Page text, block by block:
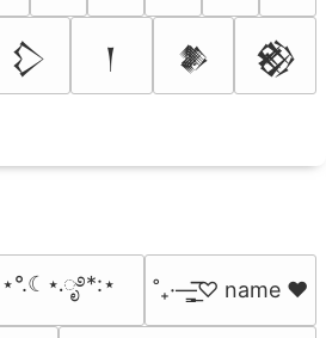
𒁷 𒁹 𒆎 𒆙
⋆°.☾⋆.ೃ࿔*:⋆ ˚₊·—̳͟͞͞♡ name ♥️